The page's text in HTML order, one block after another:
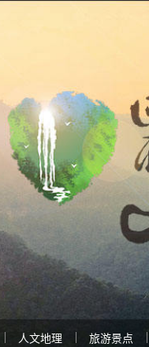
人文地理 旅游景点